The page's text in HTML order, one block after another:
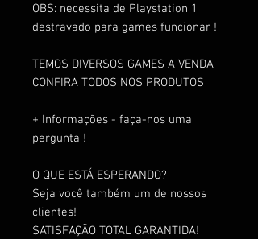
OBS: necessita de Playstation 1
destravado para games funcionar !
TEMOS DIVERSOS GAMES A VENDA
CONFIRA TODOS NOS PRODUTOS
+ Informações - faça-nos uma
pergunta !
O QUE ESTÁ ESPERANDO?
Seja você também um de nossos
clientes!
SATISFAÇÃO TOTAL GARANTIDA!